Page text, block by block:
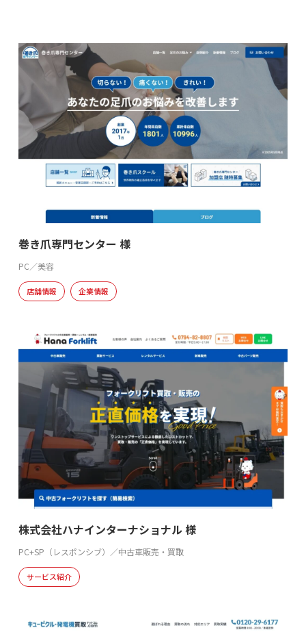
巻き爪専門センター 様
PC／美容
店舗情報 企業情報
株式会社ハナインターナショナル 様
PC+SP（レスポンシブ）／中古車販売・買取
サービス紹介